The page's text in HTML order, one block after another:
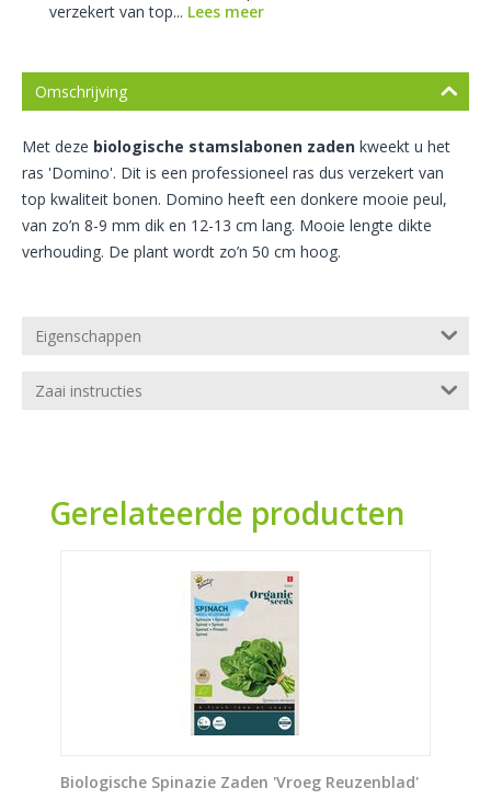
verzekert van top... Lees meer
Omschrijving
Met deze biologische stamslabonen zaden kweekt u het
ras 'Domino'. Dit is een professioneel ras dus verzekert van
top kwaliteit bonen. Domino heeft een donkere mooie peul,
van zo’n 8-9 mm dik en 12-13 cm lang. Mooie lengte dikte
verhouding. De plant wordt zo’n 50 cm hoog.
Eigenschappen
Zaai instructies
Gerelateerde producten
Biologische Spinazie Zaden 'Vroeg Reuzenblad'